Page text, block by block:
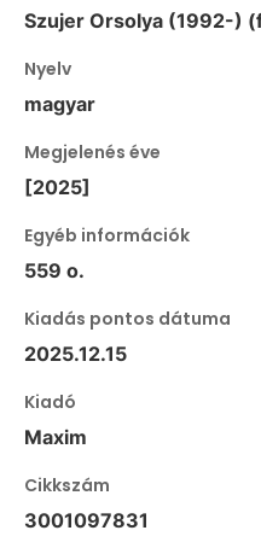
Szujer Orsolya (1992-)
Nyelv
magyar
Megjelenés éve
[2025]
Egyéb információk
559 o.
Kiadás pontos dátuma
2025.12.15
Kiadó
Maxim
Cikkszám
3001097831